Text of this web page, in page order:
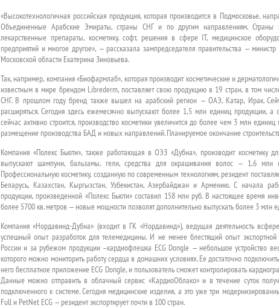
«Высокотехнологичная российская продукция, которая производится в Подмосковье,
Объединенные Арабские Эмираты, страны СНГ и по другим направлениям. Страны
лекарственные препараты, косметику, софт, решения в сфере IT, медицинское
предприятий и многое другое», — рассказала зампредседателя правительства —
Московской области Екатерина Зиновьева.
Так, например, компания «Биофармлаб», которая производит косметические и
известным в мире брендом Librederm, поставляет свою продукцию в 19 стран, в том
СНГ. В прошлом году бренд также вышел на арабский регион — ОАЭ, Катар, Ирак.
расширяться. Сегодня здесь ежемесячно выпускают более 1,5 млн единиц продукции,
сейчас активно строится, производство косметики увеличится до более чем 3 млн
размещение производства БАД и новых направлений. Планируемое окончание
Компания «Полекс Бьюти», также работающая в ОЭЗ «Дубна», производит косметику
выпускают шампуни, бальзамы, гели, средства для окрашивания волос — 1,6 млн
Профессиональную косметику, созданную по современным технологиям, резидент
Беларусь, Казахстан, Кыргызстан, Узбекистан, Азербайджан и Армению. С начала
продукции, произведенной «Полекс Бьюти» составил 158 млн руб. В настоящее время
более 5700 кв. метров — новые мощности позволят дополнительно выпускать более 3 млн
Компания «Нордавинд-Дубна» (входит в ГК «Нордавинд»), ведущая деятельность
успешный опыт разработок для телемедицины. И не менее блестящий опыт экспортной
России и за рубежом продукции –кардиофлешка ECG Dongle — небольшое устройство
которого можно мониторить работу сердца в домашних условиях. Ее достаточно
него бесплатное приложение ECG Dongle, и пользователь сможет контролировать
Данные можно отправить в облачный сервис «КардиоОблако» и в течение суток
подключенного к системе. Сегодня медицинские изделия, а это уже три
Full и PetNet ECG — резидент экспортирует почти в 100 стран.